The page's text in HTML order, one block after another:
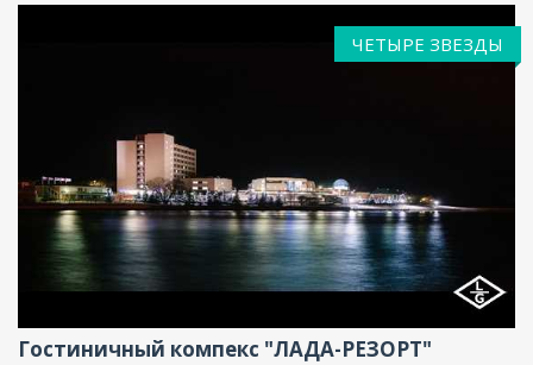
Фитнес центр, Ресторан, Бассейн, Бар, Парковка,
Интернет, Баня, Конференц-зал
ЧЕТЫРЕ ЗВЕЗДЫ
Гостиничный компекс "ЛАДА-РЕЗОРТ"